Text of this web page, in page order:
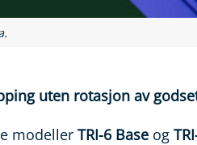
uten rotasjon av
modeller TRI-6 Base og